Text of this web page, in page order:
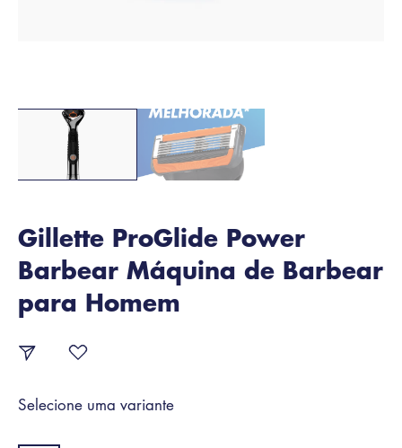
Gillette ProGlide Power
Barbear Máquina de Barbear
para Homem
Selecione uma variante